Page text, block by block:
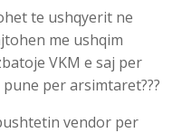
te ushqyerit ne
me ushqim
VKM e saj per
per arsimtaret???
vendor per